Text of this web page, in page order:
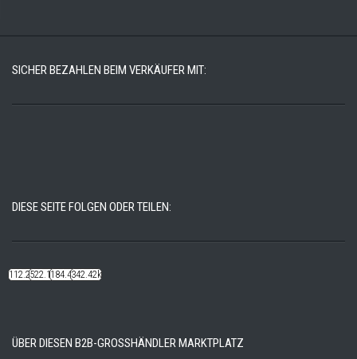
SICHER BEZAHLEN BEIM VERKÄUFER MIT:
DIESE SEITE FOLGEN ODER TEILEN:
112.22k522.14k184.48k342.42k
ÜBER DIESEN B2B-GROSSHÄNDLER MARKTPLATZ